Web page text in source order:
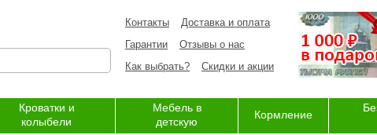
Контакты
Доставка и оплата
Гарантии
Отзывы о нас
Как выбрать?
Скидки и акции
Кроватки и
колыбели
Мебель в
детскую
Кормление